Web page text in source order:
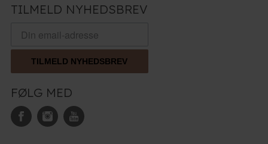
TILMELD NYHEDSBREV
TILMELD NYHEDSBREV
FØLG MED